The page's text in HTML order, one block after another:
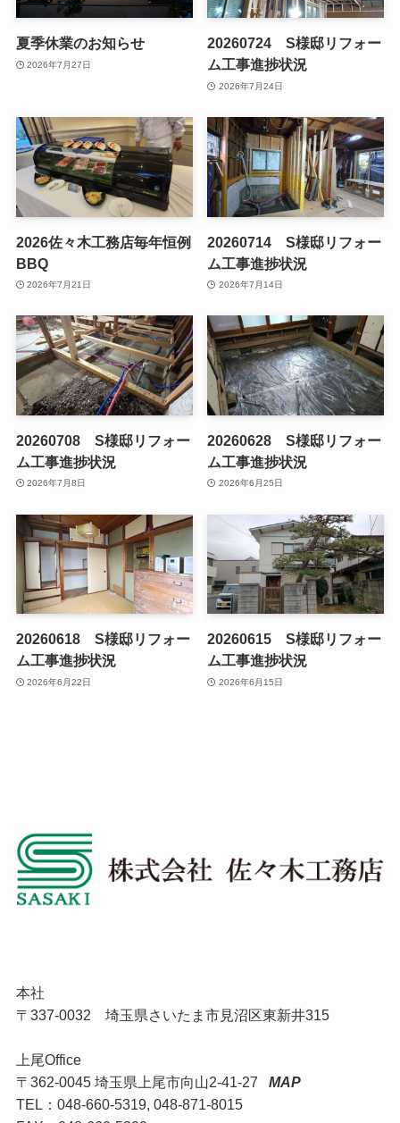
夏季休業のお知らせ
2026年7月27日
20260724 S様邸リフォー
ム工事進捗状況
2026年7月24日
2026佐々木工務店毎年恒例
BBQ
2026年7月21日
20260714 S様邸リフォー
ム工事進捗状況
2026年7月14日
20260708 S様邸リフォー
ム工事進捗状況
2026年7月8日
20260628 S様邸リフォー
ム工事進捗状況
2026年6月25日
20260618 S様邸リフォー
ム工事進捗状況
2026年6月22日
20260615 S様邸リフォー
ム工事進捗状況
2026年6月15日
本社
〒337-0032 埼玉県さいたま市見沼区東新井315
上尾Office
〒362-0045 埼玉県上尾市向山2-41-27 MAP
TEL：048-660-5319, 048-871-8015